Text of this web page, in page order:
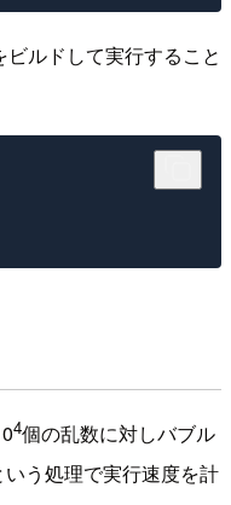
ルドして実行すること
4個の乱数に対しバブル
う処理で実行速度を計